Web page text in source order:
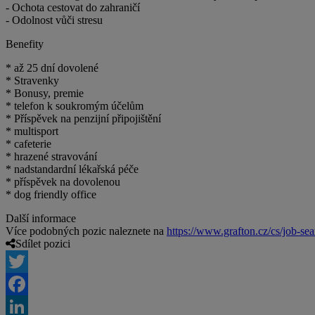
- Ochota cestovat do zahraničí
- Odolnost vůči stresu
Benefity
* až 25 dní dovolené
* Stravenky
* Bonusy, premie
* telefon k soukromým účelům
* Příspěvek na penzijní připojištění
* multisport
* cafeterie
* hrazené stravování
* nadstandardní lékařská péče
* příspěvek na dovolenou
* dog friendly office
Další informace
Více podobných pozic naleznete na https://www.grafton.cz/cs/job-
Sdílet pozici
Twitter
Facebook